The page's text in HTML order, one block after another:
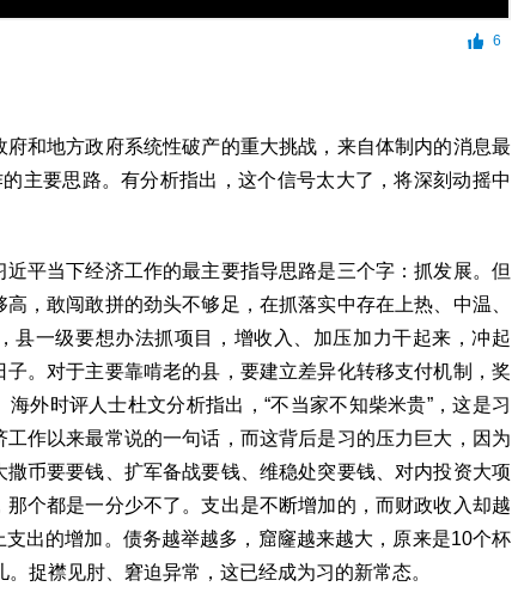
6
和地方政府系统性破产的重大挑战，来自体制内的消息最
主要思路。有分析指出，这个信号太大了，将深刻动摇中
平当下经济工作的最主要指导思路是三个字：抓发展。但
，敢闯敢拼的劲头不够足，在抓落实中存在上热、中温、
县一级要想办法抓项目，增收入、加压加力干起来，冲起
。对于主要靠啃老的县，要建立差异化转移支付机制，奖
外时评人士杜文分析指出，“不当家不知柴米贵”，这是习
作以来最常说的一句话，而这背后是习的压力巨大，因为
币要要钱、扩军备战要钱、维稳处突要钱、对内投资大项
个都是一分少不了。支出是不断增加的，而财政收入却越
出的增加。债务越举越多，窟窿越来越大，原来是10个杯
捉襟见肘、窘迫异常，这已经成为习的新常态。